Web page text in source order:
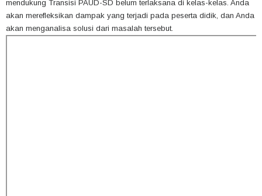
mendukung Transisi PAUD-SD belum terlaksana di kelas-kelas. Anda
akan merefleksikan dampak yang terjadi pada peserta didik, dan Anda
akan menganalisa solusi dari masalah tersebut.